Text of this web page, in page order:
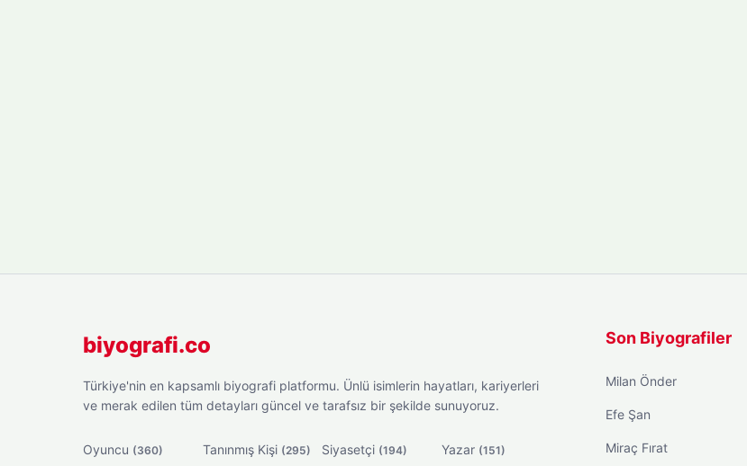
biyografi.co
Türkiye'nin en kapsamlı biyografi platformu. Ünlü isimlerin hayatları, kariyerleri
ve merak edilen tüm detayları güncel ve tarafsız bir şekilde sunuyoruz.
Oyuncu (360) Tanınmış Kişi (295) Siyasetçi (194) Yazar (151)
Son Biyografiler
Milan Önder
Efe Şan
Miraç Fırat